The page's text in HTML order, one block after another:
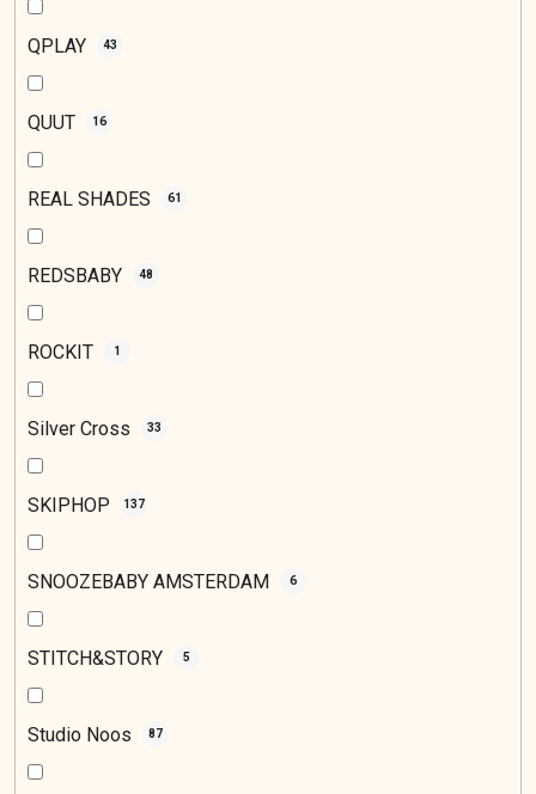
QPLAY 43
QUUT 16
REAL SHADES 61
REDSBABY 48
ROCKIT 1
Silver Cross 33
SKIPHOP 137
SNOOZEBABY AMSTERDAM 6
STITCH&STORY 5
Studio Noos 87